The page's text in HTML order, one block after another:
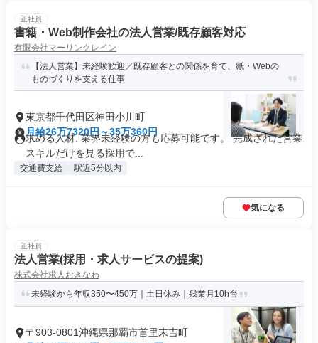
正社員
書籍・Web制作会社の法人営業/既存顧客対応
有限会社マーリンクレイン
【法人営業】未経験歓迎／既存顧客との関係を育て、紙・Webの
ものづくりを支える仕事
東京都千代田区神田小川町
月給26万7320円～35万360円
求める人材: 業界未経験の方も応募可能です。 完成された営業
スキルだけを見る採用で...
交通費支給 駅近5分以内
気になる
正社員
法人営業(採用・求人サービスの提案)
株式会社求人おきなわ
未経験から年収350〜450万｜土日休み｜残業月10h台
〒903-0801沖縄県那覇市首里末吉町